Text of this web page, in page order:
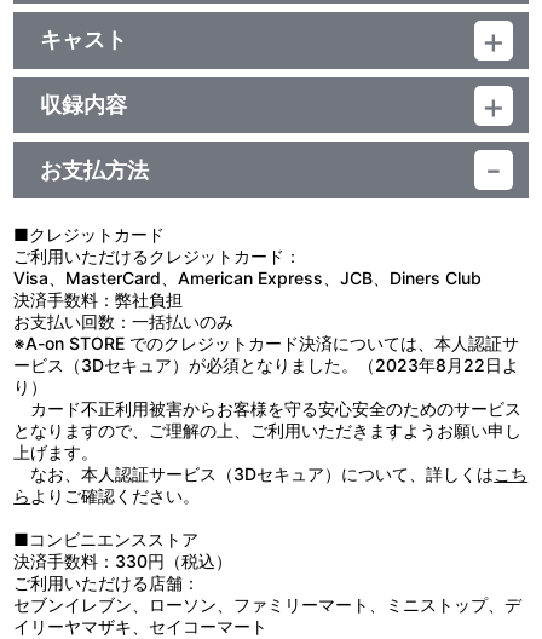
品番：LACM-14008
ジャンル：国内アニメ音楽
シングル
／20分
キャスト
葛木カムイ(cv.石川静) 先導エミ(cv.榎本温子)
収録内容
＜収録曲＞
1：最高のトリガー！！
2：笑顔にエール
3：最高のトリガー！！ （ｏｆｆ ｖｏｃａｌ）
4：笑顔にエール （ｏｆｆ ｖｏｃａｌ）
5：ミニドラマ４
お支払方法
■クレジットカード
ご利用いただけるクレジットカード：
Visa、MasterCard、American Express、JCB、Diners Club
決済手数料：弊社負担
お支払い回数：一括払いのみ
※A-on STORE でのクレジットカード決済については、本人認証サ
ービス（3Dセキュア）が必須となりました。（2023年8月22日よ
り）
カード不正利用被害からお客様を守る安心安全のためのサービス
となりますので、ご理解の上、ご利用いただきますようお願い申し
上げます。
なお、本人認証サービス（3Dセキュア）について、詳しくはこち
ら よりご確認ください。
■コンビニエンスストア
決済手数料：330円（税込）
ご利用いただける店舗：
セブンイレブン、ローソン、ファミリーマート、ミニストップ、デ
イリーヤマザキ、セイコーマート